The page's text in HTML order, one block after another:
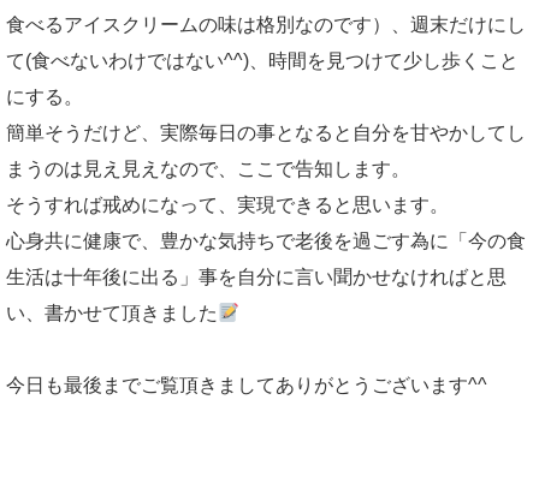
食べるアイスクリームの味は格別なのです）、週末だけにし
て(食べないわけではない^^)、時間を見つけて少し歩くこと
にする。
簡単そうだけど、実際毎日の事となると自分を甘やかしてし
まうのは見え見えなので、ここで告知します。
そうすれば戒めになって、実現できると思います。
心身共に健康で、豊かな気持ちで老後を過ごす為に「今の食
生活は十年後に出る」事を自分に言い聞かせなければと思
い、書かせて頂きました
今日も最後までご覧頂きましてありがとうございます^^